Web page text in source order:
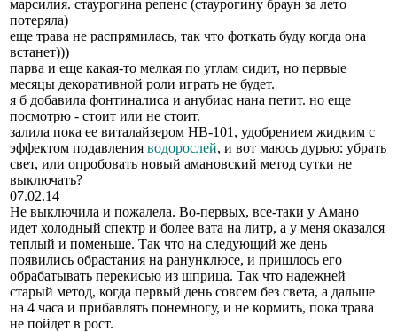
марсилия. стаурогина репенс (стаурогину браун за лето
потеряла)
еще трава не распрямилась, так что фоткать буду когда она
встанет)))
парва и еще какая-то мелкая по углам сидит, но первые
месяцы декоративной роли играть не будет.
я б добавила фонтиналиса и анубиас нана петит. но еще
посмотрю - стоит или не стоит.
залила пока ее виталайзером HB-101, удобрением жидким с
эффектом подавления водорослей, и вот маюсь дурью: убрать
свет, или опробовать новый амановский метод сутки не
выключать?
07.02.14
Не выключила и пожалела. Во-первых, все-таки у Амано
идет холодный спектр и более вата на литр, а у меня оказался
теплый и поменьше. Так что на следующий же день
появились обрастания на ранунклюсе, и пришлось его
обрабатывать перекисью из шприца. Так что надежней
старый метод, когда первый день совсем без света, а дальше
на 4 часа и прибавлять понемногу, и не кормить, пока трава
не пойдет в рост.